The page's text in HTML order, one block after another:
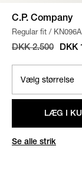
C.P. Company
Regular fit /
STRIK / SAND
DKK 2.500 DKK
LÆG I
Se alle strik